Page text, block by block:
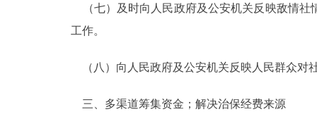
（七）及时向人民政府及公安机关反映敌情社
工作。
（八）向人民政府及公安机关反映人民群众对
三、多渠道筹集资金；解决治保经费来源